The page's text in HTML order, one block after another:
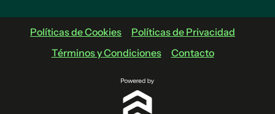
Políticas de Cookies
Políticas de Privacidad
Términos y Condiciones
Contacto